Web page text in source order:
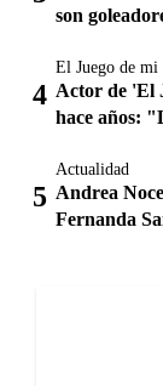
son
El Juego de mi
Actor de 'El
hace años:
Actualidad
Andrea
Fernanda